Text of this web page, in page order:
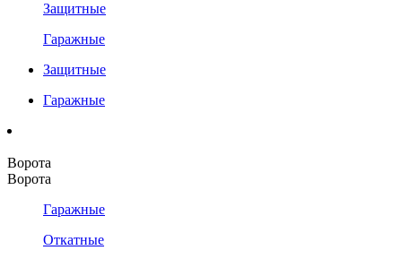
Защитные
Гаражные
Защитные
Гаражные
Ворота
Ворота
Гаражные
Откатные